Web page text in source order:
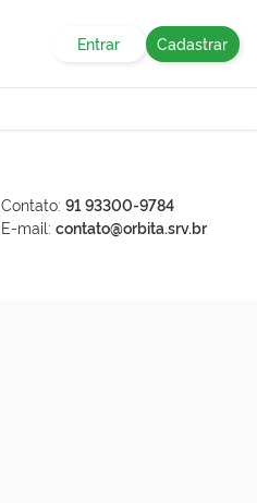
Entrar Cadastrar
Contato: 91 93300-9784
E-mail: contato@orbita.srv.br